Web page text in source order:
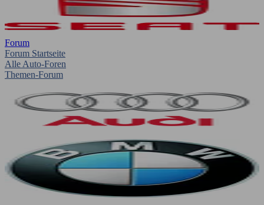
Forum
Forum Startseite
Alle Auto-Foren
Themen-Forum